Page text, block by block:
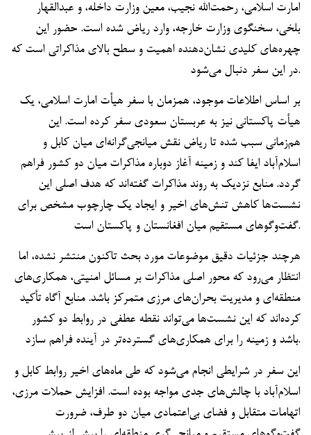
امارت اسلامی، رحمت‌الله نجیب، معین وزارت داخله، و عبدالقهار
بلخی، سخنگوی وزارت خارجه، وارد ریاض شده است. حضور این
چهره‌های کلیدی نشان‌دهنده اهمیت و سطح بالای مذاکراتی است که
در این سفر دنبال می‌شود.
بر اساس اطلاعات موجود، همزمان با سفر هیأت امارت اسلامی، یک
هیأت پاکستانی نیز به عربستان سعودی سفر کرده است. این
هم‌زمانی سبب شده تا ریاض نقش میانجی‌گرانه‌ای میان کابل و
اسلام‌آباد ایفا کند و زمینه آغاز دوباره مذاکرات میان دو کشور فراهم
گردد. منابع نزدیک به روند مذاکرات گفته‌اند که هدف اصلی این
نشست‌ها کاهش تنش‌های اخیر و ایجاد یک چارچوب مشخص برای
گفت‌وگوهای مستقیم میان افغانستان و پاکستان است.
هرچند جزئیات دقیق موضوعات مورد بحث تاکنون منتشر نشده، اما
انتظار می‌رود که محور اصلی مذاکرات بر مسائل امنیتی، همکاری‌های
منطقه‌ای و مدیریت بحران‌های مرزی متمرکز باشد. منابع آگاه تأکید
کرده‌اند که این نشست‌ها می‌تواند نقطه عطفی در روابط دو کشور
باشد و زمینه را برای همکاری‌های گسترده‌تر در آینده فراهم سازد.
این سفر در شرایطی انجام می‌شود که طی ماه‌های اخیر روابط کابل و
اسلام‌آباد با چالش‌های جدی مواجه بوده است. افزایش حملات مرزی،
اتهامات متقابل و فضای بی‌اعتمادی میان دو طرف، ضرورت